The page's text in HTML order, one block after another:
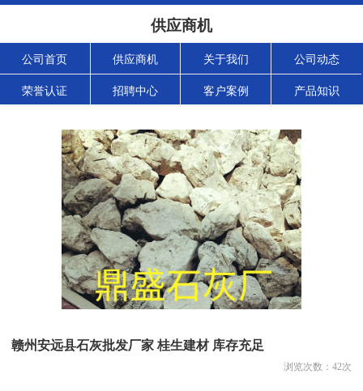
供应商机
公司首页 供应商机 关于我们 公司动态
荣誉认证 招聘中心 客户案例 产品知识
赣州安远县石灰批发厂家 桂生建材 库存充足
浏览次数： 42次